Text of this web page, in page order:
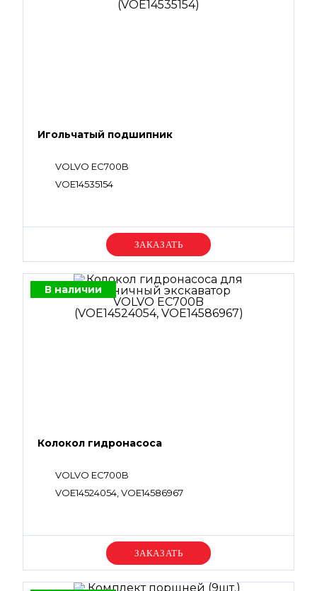
Игольчатый подшипник
VOLVO EC700B
VOE14535154
Уточняйте цену
В наличии
Колокол гидронасоса
VOLVO EC700B
VOE14524054, VOE14586967
Уточняйте цену